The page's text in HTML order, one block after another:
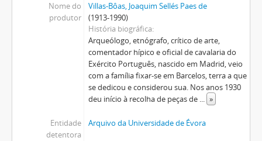
Nome do
produtor
Villas-Bôas, Joaquim Sellés Paes de
(1913-1990)
História biográfica
Arqueólogo, etnógrafo, crítico de arte,
comentador hípico e oficial de cavalaria do
Exército Português, nascido em Madrid, veio
com a família fixar-se em Barcelos, terra a que
se dedicou e considerou sua. Nos anos 1930
deu início à recolha de peças de ... »
Entidade
detentora
Arquivo da Universidade de Évora